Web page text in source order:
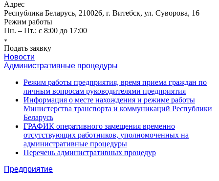
Адрес
Республика Беларусь, 210026, г. Витебск, ул. Суворова, 16
Режим работы
Пн. – Пт.: с 8:00 до 17:00
Подать заявку
Новости
Административные процедуры
Режим работы предприятия, время приема граждан по
личным вопросам руководителями предприятия
Информация о месте нахождения и режиме работы
Министерства транспорта и коммуникаций Республики
Беларусь
ГРАФИК оперативного замещения временно
отсутствующих работников, уполномоченных на
административные процедуры
Перечень административных процедур
Предприятие